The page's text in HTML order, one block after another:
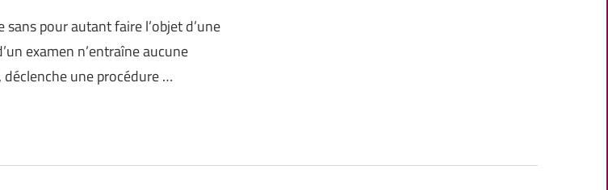
pour autant faire l’objet d’une
examen n’entraîne aucune
une procédure …